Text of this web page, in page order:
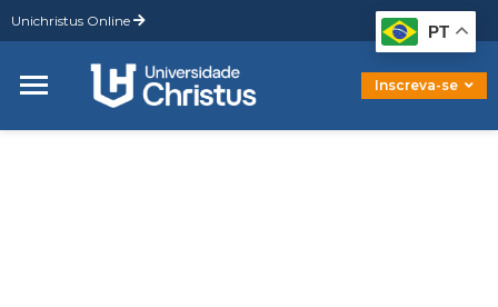
Unichristus Online
Inscreva-se
Graduação
Pós-Graduação
Mestrado
Doutorado
PT